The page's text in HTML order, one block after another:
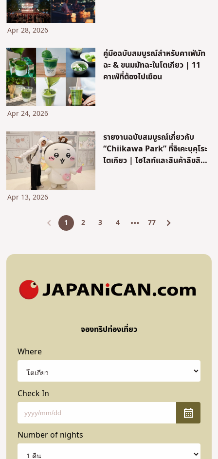
Apr 28, 2026
คู่มือฉบับสมบูรณ์สำหรับคาเฟ่มัท
ฉะ & ขนมมัทฉะในโตเกียว | 11
คาเฟ่ที่ต้องไปเยือน
Apr 24, 2026
รายงานฉบับสมบูรณ์เกี่ยวกับ
“Chiikawa Park” ที่อิเคะบุคุโระ
โตเกียว | ไฮไลท์และสินค้าลิขสิทธิ์
Apr 13, 2026
1 2 3 4 77
จองทริปท่องเที่ยว
Where
Check In
Number of nights